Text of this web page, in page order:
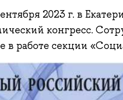
2023 г. в
конгресс.
в работе секции